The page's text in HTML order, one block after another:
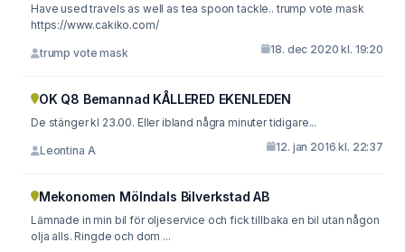
Have used travels as well as tea spoon tackle.. trump vote mask
https://www.cakiko.com/
trump vote mask 18. dec 2020 kl. 19:20
OK Q8 Bemannad KÅLLERED EKENLEDEN
De stänger kl 23.00. Eller ibland några minuter tidigare...
Leontina A 12. jan 2016 kl. 22:37
Mekonomen Mölndals Bilverkstad AB
Lämnade in min bil för oljeservice och fick tillbaka en bil utan någon
olja alls. Ringde och dom ...